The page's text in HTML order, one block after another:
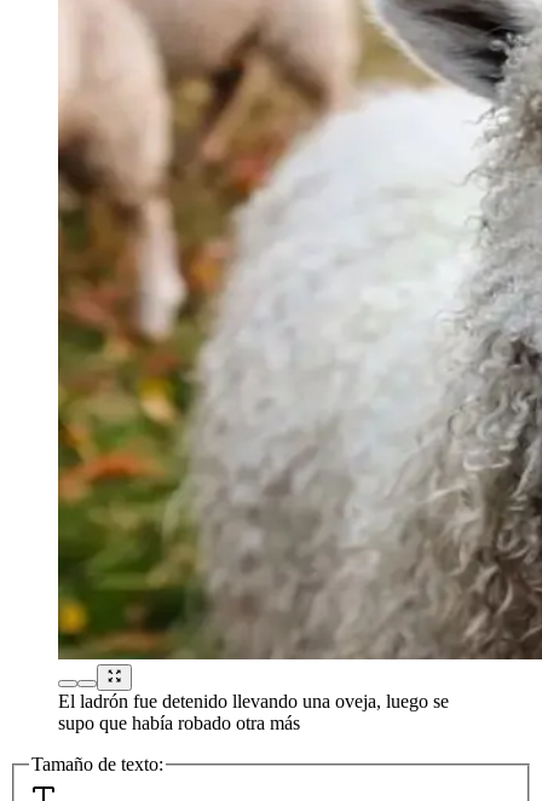
El ladrón fue detenido llevando una oveja, luego se
supo que había robado otra más
Tamaño de texto: